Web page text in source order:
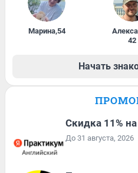
Марина,54
42
Начать
Скидка 11%
До 31 августа, 2026